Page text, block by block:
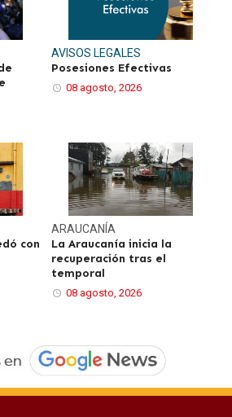
AVISOS LEGALES
Posesiones Efectivas
08 agosto, 2026
con
ARAUCANÍA
La Araucanía inicia la
recuperación tras el
temporal
08 agosto, 2026